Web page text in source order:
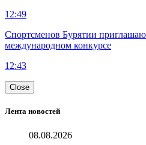
12:49
Спортсменов Бурятии
международном конкурсе
12:43
Close
Лента новостей
08.08.2026